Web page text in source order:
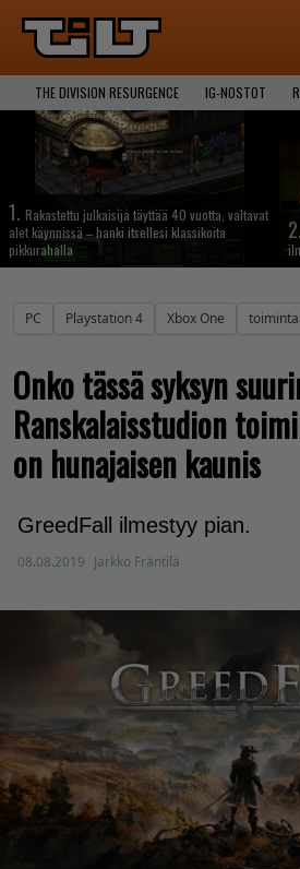
THE DIVISION RESURGENCE IG-NOSTOT
1. Rakastettu julkaisija täyttää 40 vuotta, valtavat
alet käynnissä – hanki itsellesi klassikoita
pikkurahalla
2.
PC Playstation 4 Xbox One
Onko tässä syksyn
Ranskalaisstudion
on hunajaisen kaunis
GreedFall ilmestyy pian.
08.08.2019 Jarkko Fräntilä